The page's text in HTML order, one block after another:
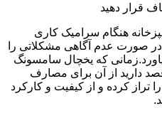
قرار دهید
هنگام سرامیک کاری
صورت عدم آگاهی مشکلاتی را
که یخچال سامسونگ
دارید از آن برای مصارف
تراز کرده و از کیفیت و کارکرد